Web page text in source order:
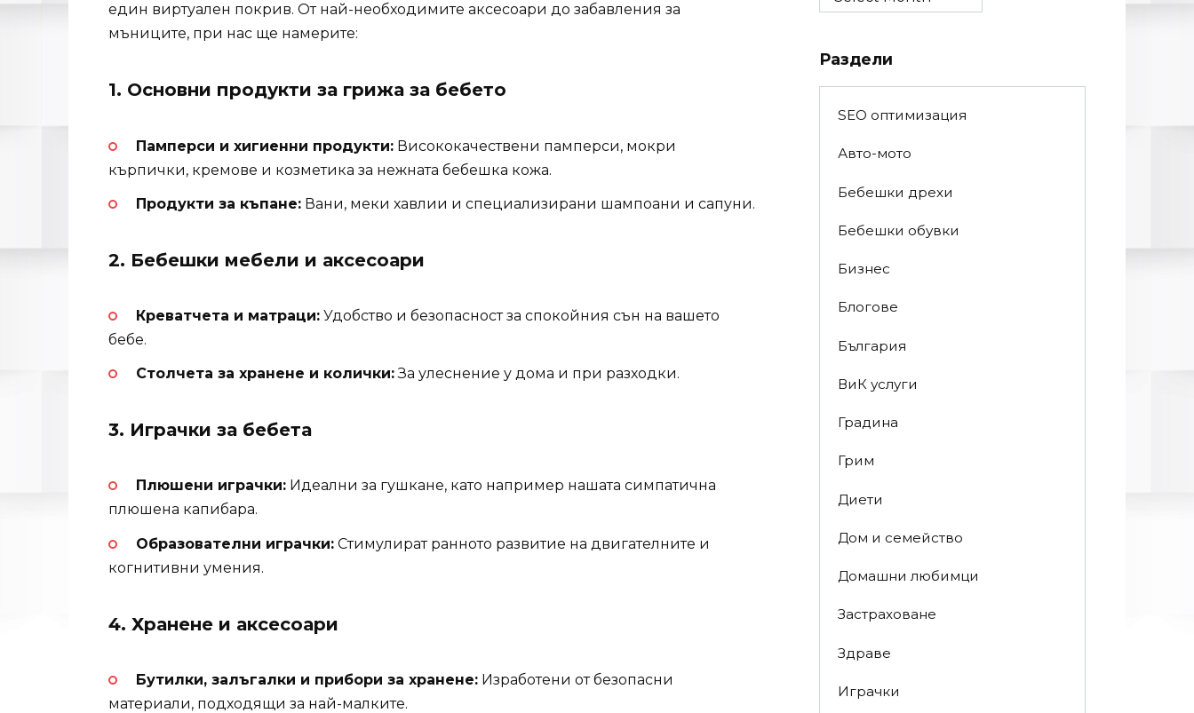
един виртуален покрив. От най-необходимите аксесоари до забавления за
мъниците, при нас ще намерите:
1. Основни продукти за грижа за бебето
Памперси и хигиенни продукти:Висококачествени памперси, мокри
кърпички, кремове и козметика за нежната бебешка кожа.
Продукти за къпане:Вани, меки хавлии и специализирани шампоани и сапуни.
2. Бебешки мебели и аксесоари
Креватчета и матраци:Удобство и безопасност за спокойния сън на вашето
бебе.
Столчета за хранене и колички:За улеснение у дома и при разходки.
3. Играчки за бебета
Плюшени играчки:Идеални за гушкане, като например нашата симпатична
плюшена капибара.
Образователни играчки:Стимулират ранното развитие на двигателните и
когнитивни умения.
4. Хранене и аксесоари
Бутилки, залъгалки и прибори за хранене:Изработени от безопасни
материали, подходящи за най-малките.
Раздели
SEO оптимизация
Авто-мото
Бебешки дрехи
Бебешки обувки
Бизнес
Блогове
България
ВиК услуги
Градина
Грим
Диети
Дом и семейство
Домашни любимци
Застраховане
Здраве
Играчки